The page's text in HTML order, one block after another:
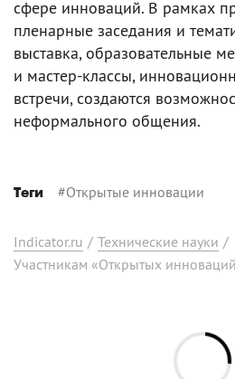
сфере инноваций. В рамках
пленарные заседания и
выставка, образовательные
и мастер-классы,
встречи, создаются
неформального общения.
Теги #Открытые инновации
Indicator.ru / Технические науки /
Участникам «Открытых